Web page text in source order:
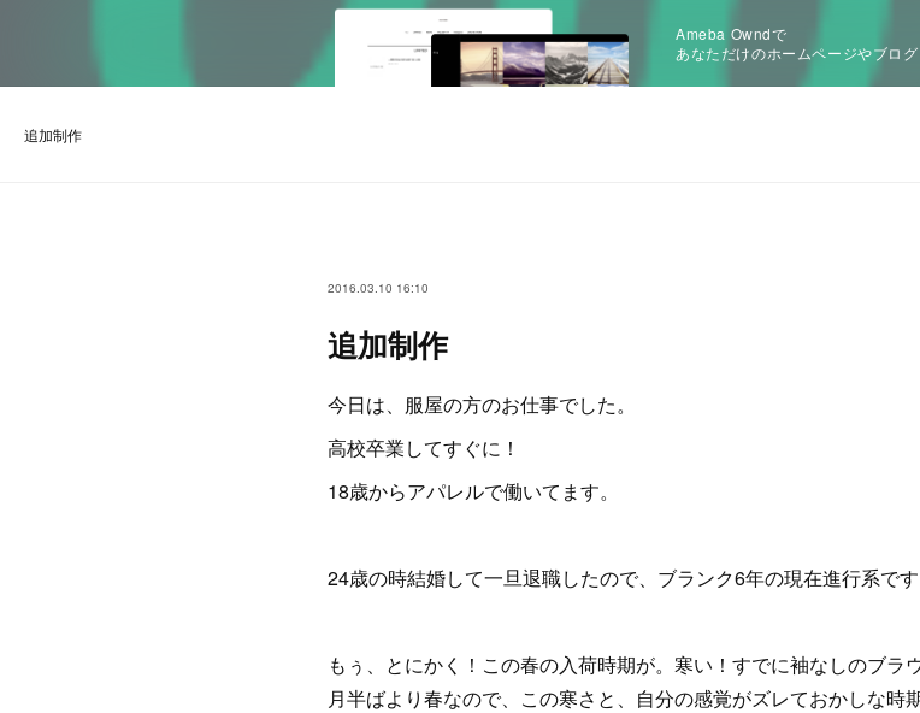
Ameba Owndで
あなただけのホームページやブロ
追加制作
2016.03.10 16:10
追加制作
今日は、服屋の方のお仕事でした。
高校卒業してすぐに！
18歳からアパレルで働いてます。
24歳の時結婚して一旦退職したので、ブランク6年の現在進行系です
もぅ、とにかく！この春の入荷時期が。寒い！すでに袖なしのブラ
月半ばより春なので、この寒さと、自分の感覚がズレておかしな時